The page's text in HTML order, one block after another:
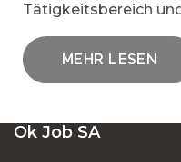
Tätigkeitsbereich
MEHR LESEN
EINE GROSSE
TELLEN IN DER
Ok Job SA